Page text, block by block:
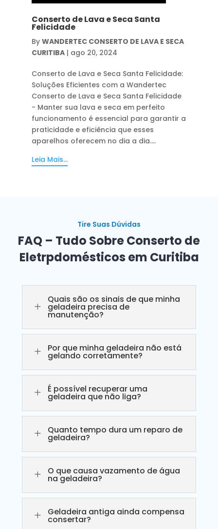
Conserto de Lava e Seca Santa
Felicidade
By WANDERTEC CONSERTO DE LAVA E SECA
CURITIBA| ago 20, 2024
Conserto de Lava e Seca Santa Felicidade:
Soluções Eficientes com a Wandertec
Conserto de Lava e Seca Santa Felicidade
- Manter sua lava e seca em perfeito
funcionamento é essencial para garantir a
praticidade e eficiência que esses
aparelhos oferecem no dia a dia....
Leia Mais...
Tire Suas Dúvidas
FAQ – Tudo Sobre Conserto de
Eletrpdomésticos em Curitiba
L
Quais são os sinais de que minha
geladeira precisa de
manutenção?
L Por que minha geladeira não está
gelando corretamente?
L É possível recuperar uma
geladeira que não liga?
L Quanto tempo dura um reparo de
geladeira?
L O que causa vazamento de água
na geladeira?
L Geladeira antiga ainda compensa
consertar?